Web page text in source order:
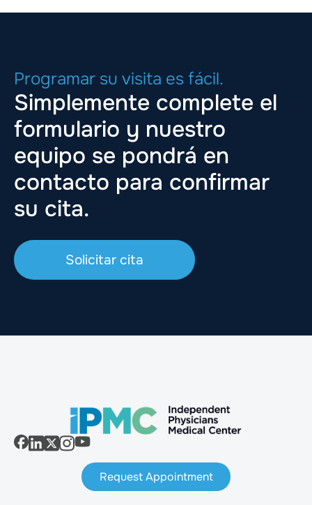
Programar su visita es fácil.
Simplemente complete el
formulario y nuestro
equipo se pondrá en
contacto para confirmar
su cita.
Solicitar cita
Request Appointment